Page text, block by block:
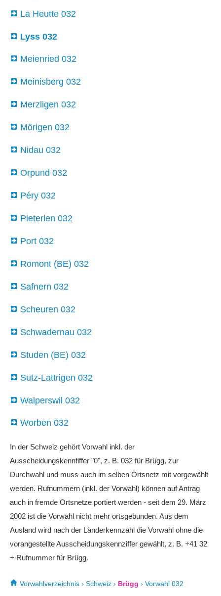
La Heutte 032
Lyss 032
Meienried 032
Meinisberg 032
Merzligen 032
Mörigen 032
Nidau 032
Orpund 032
Péry 032
Pieterlen 032
Port 032
Romont (BE) 032
Safnern 032
Scheuren 032
Schwadernau 032
Studen (BE) 032
Sutz-Lattrigen 032
Walperswil 032
Worben 032
In der Schweiz gehört Vorwahl inkl. der
Ausscheidungskennfiffer "0", z. B. 032 für Brügg, zur
Durchwahl und muss auch im selben Ortsnetz mit vorgewählt
werden. Rufnummern (inkl. der Vorwahl) können auf Antrag
auch in fremde Ortsnetze portiert werden - seit dem 29. März
2002 ist die Vorwahl nicht mehr ortsgebunden. Aus dem
Ausland wird nach der Länderkennzahl die Vorwahl ohne die
vorangestellte Ausscheidungskennziffer gewählt, z. B. +41 32
+ Rufnummer für Brügg.
Vorwahlverzeichnis › Schweiz › Brügg › Vorwahl 032